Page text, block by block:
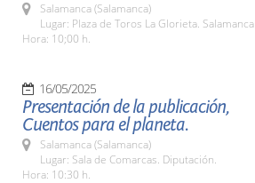
Salamanca (Salamanca)
Lugar: Plaza de Toros La Glorieta. Salamanca
Hora: 10;00 h.
16/05/2025
Presentación de la publicación,
Cuentos para el planeta.
Salamanca (Salamanca)
Lugar: Sala de Comarcas. Diputación.
Hora: 10:30 h.